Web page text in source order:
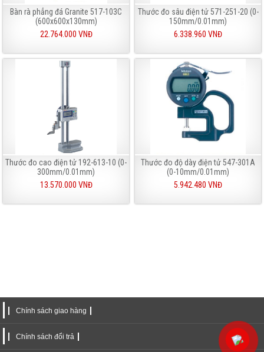
Bàn rà phẳng đá Granite 517-103C
(600x600x130mm)
22.764.000 VNĐ
Thước đo sâu điện tử 571-251-20 (0-
150mm/0.01mm)
6.338.960 VNĐ
Thước đo cao điện tử 192-613-10 (0-
300mm/0.01mm)
13.570.000 VNĐ
Thước đo độ dày điện tử 547-301A
(0-10mm/0.01mm)
5.942.480 VNĐ
Chính sách giao hàng
Chính sách đổi trả